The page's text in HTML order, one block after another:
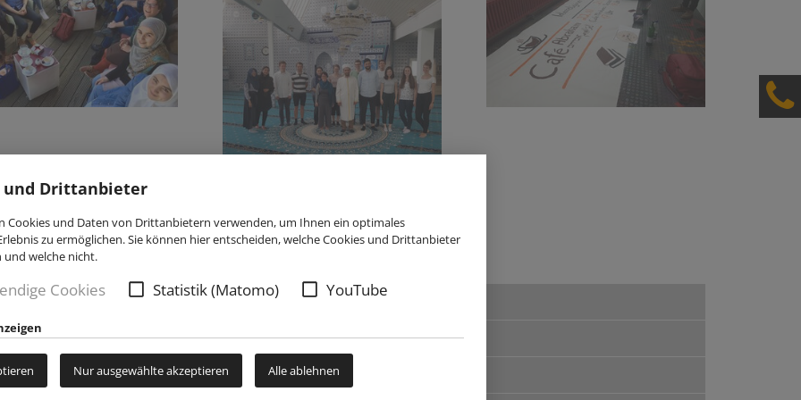
und Drittanbieter
Cookies und Daten von Drittanbietern verwenden, um Ihnen ein optimales
zu ermöglichen. Sie können hier entscheiden, welche Cookies und Drittanbieter
und welche nicht.
Cookies Statistik (Matomo) YouTube
Nur ausgewählte akzeptieren Alle ablehnen
Austausch